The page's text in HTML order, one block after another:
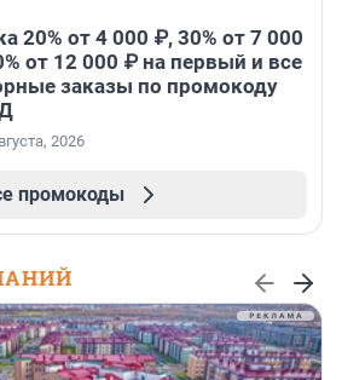
20% от 4 000 ₽, 30% от 7 000
от 12 000 ₽ на первый и все
заказы по промокоду
2026
промокоды